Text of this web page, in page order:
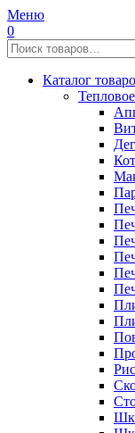
Меню
0
Каталог
Тепловое